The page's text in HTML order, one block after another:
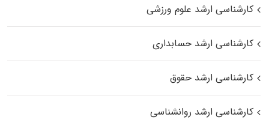
کارشناسی ارشد علوم ورزشی
کارشناسی ارشد حسابداری
کارشناسی ارشد حقوق
کارشناسی ارشد روانشناسی